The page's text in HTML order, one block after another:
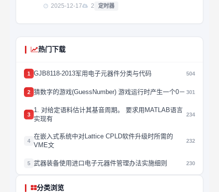
学者还是有经验的开发者，都能从中学习到如何构建和
2025-12-17 2 定时器
热门下载
1 GJB8118-2013军用电子元器件分类与代码 504
2 猜数字的游戏(GuessNumber) 游戏运行时产生一个0－ 301
3
1. 对给定语料估计其基音周期。 要求用MATLAB语言
实现有
234
4
在嵌入式系统中对Lattice CPLD软件升级时所需的
VME文
232
5 武器装备使用进口电子元器件管理办法实施细则 230
分类浏览